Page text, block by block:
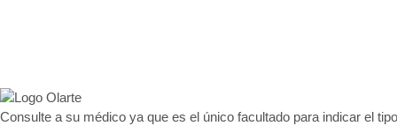
Consulte a su médico ya que es el único facultado para indicar el